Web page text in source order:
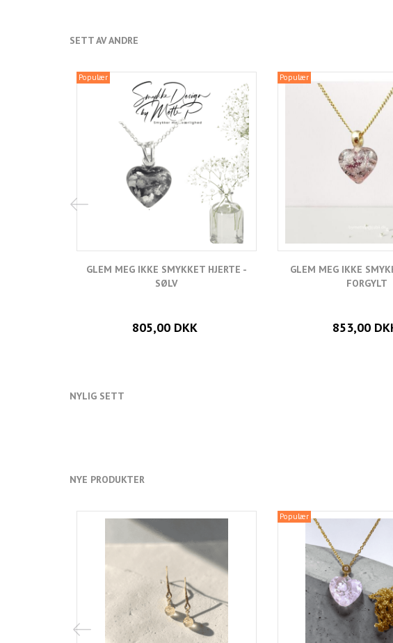
SETT AV ANDRE
Populær
GLEM MEG IKKE SMYKKET HJERTE -
SØLV
805,00 DKK
Populær
GLEM MEG IKKE
FORGYLT
853,00
NYLIG SETT
NYE PRODUKTER
Populær